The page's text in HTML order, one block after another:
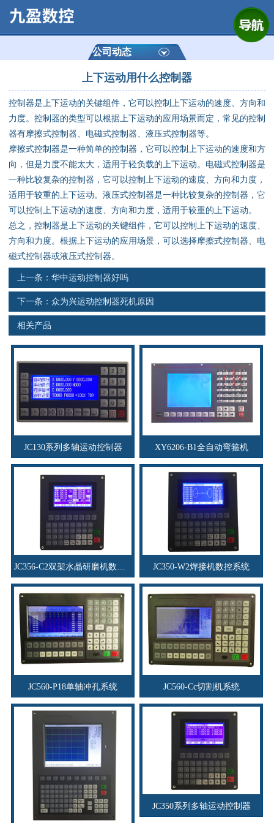
公司简介
产品展示
运动控制器
通用数控系统
定制数控系统
技术资讯
公司动态
行业新闻
资质荣誉
产品应用
联系电话
s
公司动态
上下运动用什么控制器
控制器是上下运动的关键组件，它可以控制上下运动的速度、方向和
力度。控制器的类型可以根据上下运动的应用场景而定，常见的控制
器有摩擦式控制器、电磁式控制器、液压式控制器等。
摩擦式控制器是一种简单的控制器，它可以控制上下运动的速度和方
向，但是力度不能太大，适用于轻负载的上下运动。电磁式控制器是
一种比较复杂的控制器，它可以控制上下运动的速度、方向和力度，
适用于较重的上下运动。液压式控制器是一种比较复杂的控制器，它
可以控制上下运动的速度、方向和力度，适用于较重的上下运动。
总之，控制器是上下运动的关键组件，它可以控制上下运动的速度、
方向和力度。根据上下运动的应用场景，可以选择摩擦式控制器、电
磁式控制器或液压式控制器。
上一条： 华中运动控制器好吗
下一条： 众为兴运动控制器死机原因
相关产品
JC130系列多轴运动控制器 XY6206-B1全自动弯箍机
JC356-C2双架水晶研磨机数控系统 JC350-W2焊接机数控系统
JC560-P18单轴冲孔系统 JC560-Cc切割机系统
JC350系列多轴运动控制器